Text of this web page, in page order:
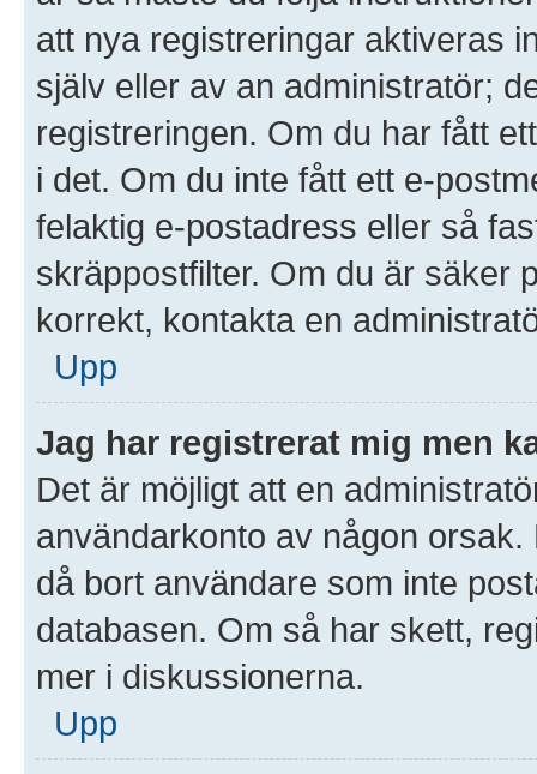
att nya registreringar aktiveras
själv eller av an administratör;
registreringen. Om du har fått
i det. Om du inte fått ett e-
felaktig e-postadress eller så
skräppostfilter. Om du är säker
korrekt, kontakta en
Upp
Jag har registrerat mig men
Det är möjligt att en
användarkonto av någon
då bort användare som inte
databasen. Om så har skett,
mer i diskussionerna.
Upp